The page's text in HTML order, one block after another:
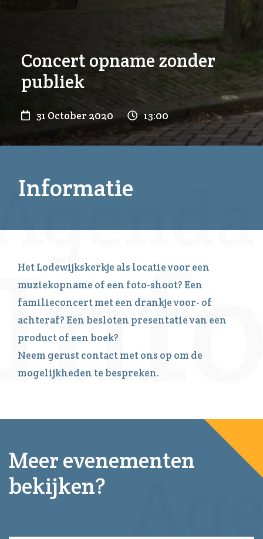
Concert opname zonder
publiek
31 October 2020 13:00
Informatie
Het Lodewijkskerkje als locatie voor een
muziekopname of een foto-shoot? Een
familieconcert met een drankje voor- of
achteraf? Een besloten presentatie van een
product of een boek?
Neem gerust contact met ons op om de
mogelijkheden te bespreken.
Meer evenementen
bekijken?